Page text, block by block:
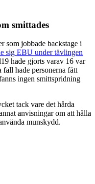
smittades
som jobbade backstage i
sig EBU under tävlingen
hade gjorts varav 16 var
hade personerna fått
ingen smittspridning
tack vare det hårda
anvisningar om att hålla
munskydd.